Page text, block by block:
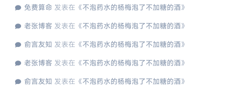
免费算命 发表在《不泡药水的杨梅泡了不加糖的酒》
老张博客 发表在《不泡药水的杨梅泡了不加糖的酒》
俞言友知 发表在《不泡药水的杨梅泡了不加糖的酒》
老张博客 发表在《不泡药水的杨梅泡了不加糖的酒》
俞言友知 发表在《不泡药水的杨梅泡了不加糖的酒》